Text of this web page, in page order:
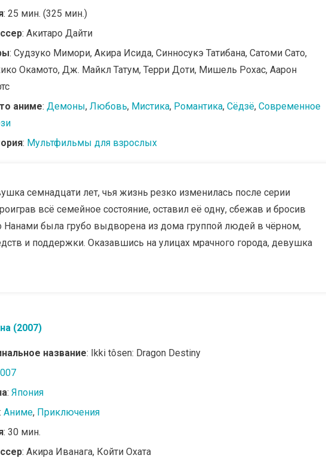
: 25 мин. (325 мин.)
: Акитаро Дайти
: Судзуко Мимори, Акира Исида, Синносукэ Татибана, Сатоми Сато,
Окамото, Дж. Майкл Татум, Терри Доти, Мишель Рохас, Аарон
аниме: Демоны, Любовь, Мистика, Романтика, Сёдзё, Современное
: Мультфильмы для взрослых
семнадцати лет, чья жизнь резко изменилась после серии
всё семейное состояние, оставил её одну, сбежав и бросив
Нанами была грубо выдворена из дома группой людей в чёрном,
и поддержки. Оказавшись на улицах мрачного города, девушка
(2007)
название: Ikki tôsen: Dragon Destiny
: Япония
: Аниме, Приключения
: 30 мин.
: Акира Иванага, Койти Охата